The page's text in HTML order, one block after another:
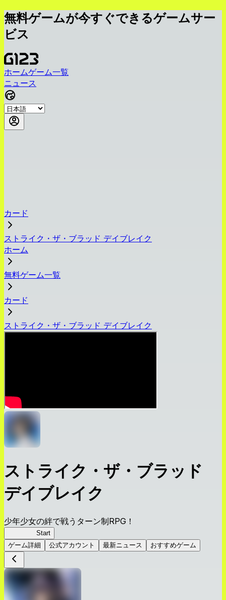
無料ゲームが今すぐできるゲームサー
ビス
ホームゲーム一覧
ニュース
カード
ストライク・ザ・ブラッド デイブレイク
ホーム
無料ゲーム一覧
カード
ストライク・ザ・ブラッド デイブレイク
ストライク・ザ・ブラッド
デイブレイク
少年少女の絆で戦うターン制RPG！
Start
ゲーム詳細
公式アカウント 最新ニュース おすすめゲーム